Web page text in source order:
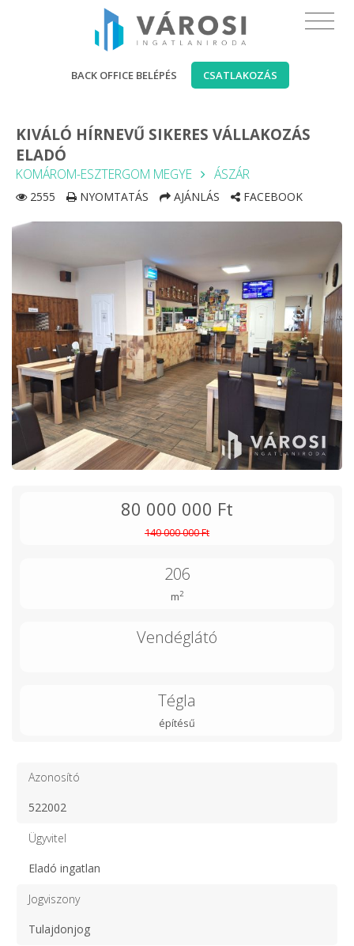
BACK OFFICE BELÉPÉS CSATLAKOZÁS
KIVÁLÓ HÍRNEVŰ SIKERES VÁLLAKOZÁS
ELADÓ
KOMÁROM-ESZTERGOM MEGYE ÁSZÁR
2555 NYOMTATÁS AJÁNLÁS FACEBOOK
80 000 000 Ft
140 000 000 Ft
206
m2
Vendéglátó
Tégla
építésű
Azonosító
522002
Ügyvitel
Eladó ingatlan
Jogviszony
Tulajdonjog